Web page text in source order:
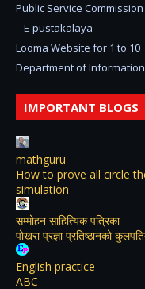
Public Service Commission
E-pustakalaya
Looma Website for 1 to 10
Department of Information
IMPORTANT BLOGS
mathguru
How to prove all circle
simulation
सम्मोहन साहित्यिक पत्रिका
पोखरा प्रज्ञा प्रतिष्ठानको
English practice
ABC